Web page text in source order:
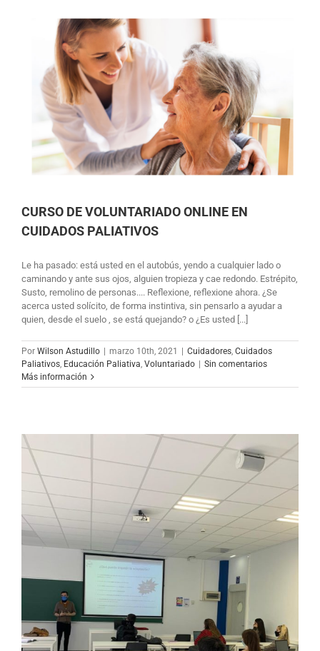
CURSO DE VOLUNTARIADO ONLINE EN
CUIDADOS PALIATIVOS
Le ha pasado: está usted en el autobús, yendo a cualquier lado o
caminando y ante sus ojos, alguien tropieza y cae redondo. Estrépito,
Susto, remolino de personas.... Reflexione, reflexione ahora. ¿Se
acerca usted solícito, de forma instintiva, sin pensarlo a ayudar a
quien, desde el suelo , se está quejando? o ¿Es usted [...]
Por Wilson Astudillo marzo 10th, 2021 Cuidadores, Cuidados
Paliativos, Educación Paliativa, Voluntariado
Sin comentarios
Más información